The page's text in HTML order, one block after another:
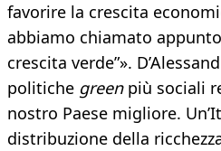
favorire la crescita
abbiamo chiamato
crescita verde”».
politiche greenpiù sociali
nostro Paese migliore.
distribuzione della